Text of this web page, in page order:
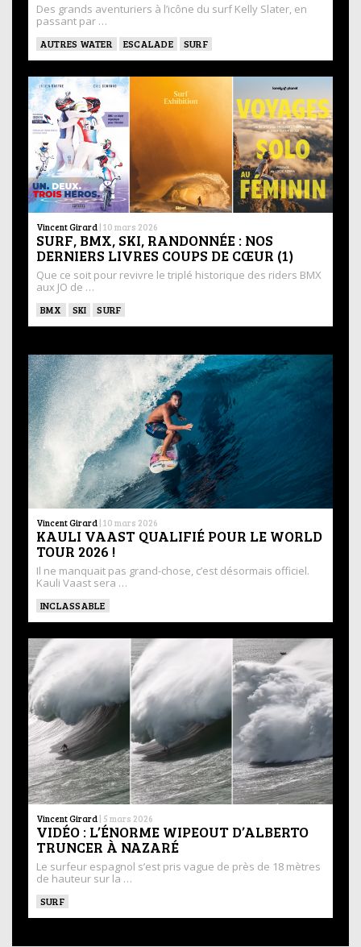
Des grands aventuriers à l’icône du surf Kelly Slater, en
passant par …
AUTRES WATER ESCALADE SURF
Vincent Girard | 10 mars 2026
SURF, BMX, SKI, RANDONNÉE : NOS
DERNIERS LIVRES COUPS DE CŒUR (1)
Que ce soit pour revivre le triplé historique des riders BMX
aux JO de …
BMX SKI SURF
Vincent Girard | 10 mars 2026
KAULI VAAST QUALIFIÉ POUR LE WORLD
TOUR 2026 !
Il ne manquait pas grand-chose, c’est désormais officiel.
Kauli Vaast sera …
INCLASSABLE
Vincent Girard | 5 mars 2026
VIDÉO : L’ÉNORME WIPEOUT D’ALBERTO
TRUNCER À NAZARÉ
Le surfeur espagnol s’est pris vague de près de 18 mètres
de hauteur sur la …
SURF